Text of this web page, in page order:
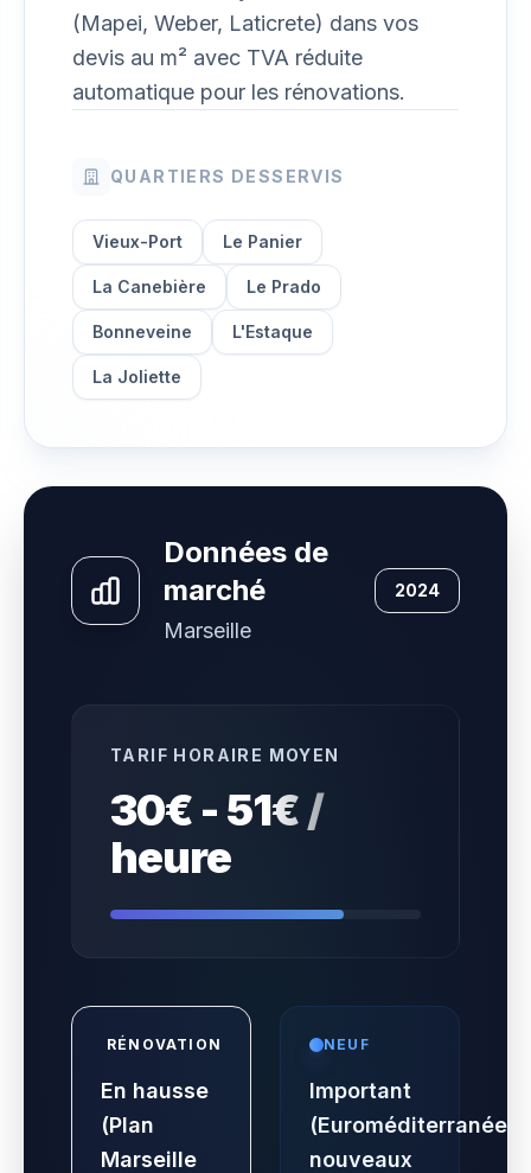
(Mapei, Weber, Laticrete) dans vos
devis au m² avec TVA réduite
automatique pour les rénovations.
QUARTIERS DESSERVIS
Vieux-Port Le Panier
La Canebière Le Prado
Bonneveine L'Estaque
La Joliette
Données de
marché
Marseille
2024
TARIF HORAIRE MOYEN
30€ - 51€ /
heure
RÉNOVATION
En hausse
(Plan
Marseille
NEUF
Important
(Euroméditerranée,
nouveaux